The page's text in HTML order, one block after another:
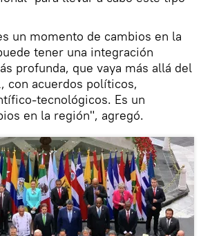
un momento de cambios en la
tener una integración
profunda, que vaya más allá del
con acuerdos políticos,
tecnológicos. Es un
en la región", agregó.